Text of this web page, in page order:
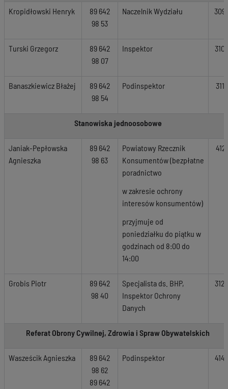
Kropidłowski Henryk
89 642
98 53
Naczelnik Wydziału 309
Turski Grzegorz
89 642
98 07
Inspektor 310
Banaszkiewicz Błażej
89 642
98 54
Podinspektor 311
Stanowiska jednoosobowe
Janiak-Pepłowska
Agnieszka
89 642
98 63
Powiatowy Rzecznik
Konsumentów (bezpłatne
poradnictwo
w zakresie ochrony
interesów konsumentów)
przyjmuje od
poniedziałku do piątku w
godzinach od 8:00 do
14:00
412
Grobis Piotr
89 642
98 40
Specjalista ds. BHP,
Inspektor Ochrony
Danych
312
Referat Obrony Cywilnej, Zdrowia i Spraw Obywatelskich
Wasześcik Agnieszka
89 642
98 62
89 642
Podinspektor 414